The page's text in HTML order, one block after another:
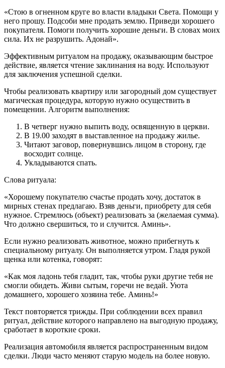
«Стою в огненном круге во власти владыки Света. Помощи у
него прошу. Подсоби мне продать землю. Приведи хорошего
покупателя. Помоги получить хорошие деньги. В словах моих
сила. Их не разрушить. Адонай».
Эффективным ритуалом на продажу, оказывающим быстрое
действие, является чтение заклинания на воду. Используют
для заключения успешной сделки.
Чтобы реализовать квартиру или загородный дом существует
магическая процедура, которую нужно осуществить в
помещении. Алгоритм выполнения:
В четверг нужно выпить воду, освященную в церкви.
В 19.00 заходят в выставленное на продажу жилье.
Читают заговор, повернувшись лицом в сторону, где
восходит солнце.
Укладываются спать.
Слова ритуала:
«Хорошему покупателю счастье продать хочу, достаток в
мирных стенах предлагаю. Взяв деньги, приобрету для себя
нужное. Стремлюсь (объект) реализовать за (желаемая сумма).
Что должно свершиться, то и случится. Аминь».
Если нужно реализовать животное, можно прибегнуть к
специальному ритуалу. Он выполняется утром. Гладя рукой
щенка или котенка, говорят:
«Как моя ладонь тебя гладит, так, чтобы руки другие тебя не
смогли обидеть. Живи сытым, горечи не ведай. Уюта
домашнего, хорошего хозяина тебе. Аминь!»
Текст повторяется трижды. При соблюдении всех правил
ритуал, действие которого направлено на выгодную продажу,
сработает в короткие сроки.
Реализация автомобиля является распространенным видом
сделки. Люди часто меняют старую модель на более новую.